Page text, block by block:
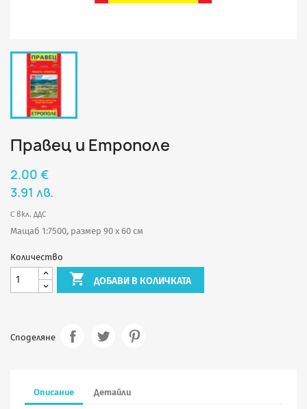
Правец и Етрополе
2.00 €
3.91 лв.
С вкл. ДДС
Мащаб 1:7500, размер 90 х 60 см
Количество
 ДОБАВИ В КОЛИЧКАТА
Споделяне
Описание Детайли